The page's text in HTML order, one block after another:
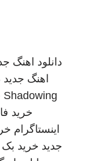
دانلود اهنگ
اهنگ جدید
Shadowing
خرید
اینستاگرام
جدید خرید بک